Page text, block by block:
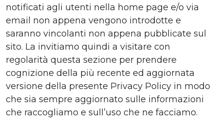
notificati agli utenti nella home page e/o via
email non appena vengono introdotte e
saranno vincolanti non appena pubblicate sul
sito. La invitiamo quindi a visitare con
regolarità questa sezione per prendere
cognizione della più recente ed aggiornata
versione della presente Privacy Policy in modo
che sia sempre aggiornato sulle informazioni
che raccogliamo e sull’uso che ne facciamo.